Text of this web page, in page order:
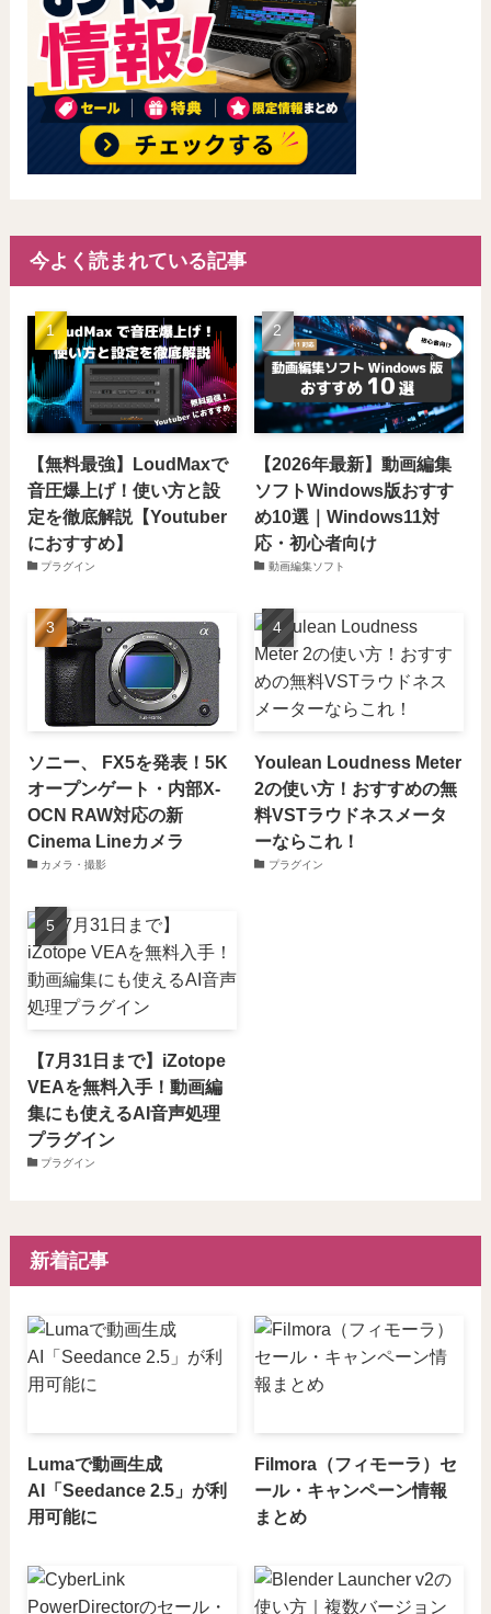
今よく読まれている記事
【無料最強】LoudMaxで
音圧爆上げ！使い方と設
定を徹底解説【Youtuber
におすすめ】
プラグイン
【2026年最新】動画編集
ソフトWindows版おすす
め10選｜Windows11対
応・初心者向け
動画編集ソフト
ソニー、 FX5を発表！5K
オープンゲート・内部X-
OCN RAW対応の新
Cinema Lineカメラ
カメラ・撮影
Youlean Loudness Meter
2の使い方！おすすめの無
料VSTラウドネスメータ
ーならこれ！
プラグイン
【7月31日まで】iZotope
VEAを無料入手！動画編
集にも使えるAI音声処理
プラグイン
プラグイン
新着記事
Lumaで動画生成
AI「Seedance 2.5」が利
用可能に
Filmora（フィモーラ）セ
ール・キャンペーン情報
まとめ